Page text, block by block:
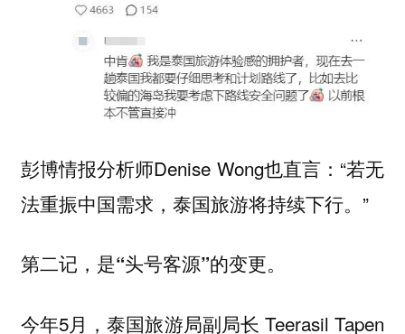
彭博情报分析师Denise Wong也直言：“若无
法重振中国需求，泰国旅游将持续下行。”
第二记，是“头号客源”的变更。
今年5月，泰国旅游局副局长 Teerasil Tapen